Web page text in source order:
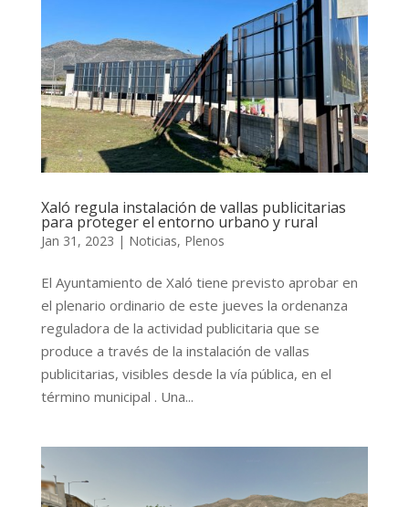
Xaló regula instalación de vallas publicitarias
para proteger el entorno urbano y rural
Jan 31, 2023 | Noticias, Plenos
El Ayuntamiento de Xaló tiene previsto aprobar en
el plenario ordinario de este jueves la ordenanza
reguladora de la actividad publicitaria que se
produce a través de la instalación de vallas
publicitarias, visibles desde la vía pública, en el
término municipal . Una...